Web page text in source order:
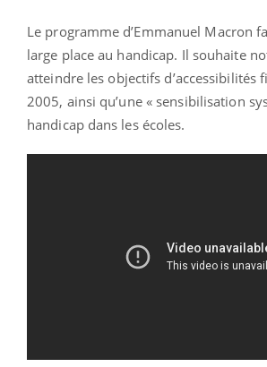
Le programme d’Emmanuel Macron
large place au handicap. Il souhaite
atteindre les objectifs d’accessibilités
2005, ainsi qu’une « sensibilisation
handicap dans les écoles.